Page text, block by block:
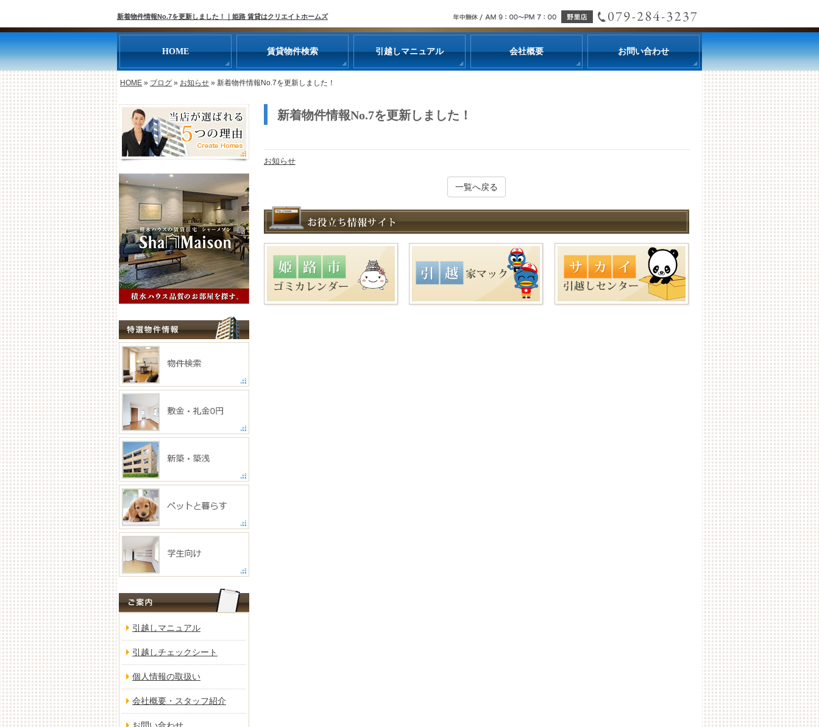
新着物件情報No.7を更新しました！｜姫路 賃貸はクリエイトホームズ
HOME 賃貸物件検索 引越しマニュアル 会社概要 お問い合わせ
HOME » ブログ » お知らせ » 新着物件情報No.7を更新しました！
新着物件情報No.7を更新しました！
お知らせ
一覧へ戻る
引越しマニュアル
引越しチェックシート
個人情報の取扱い
会社概要・スタッフ紹介